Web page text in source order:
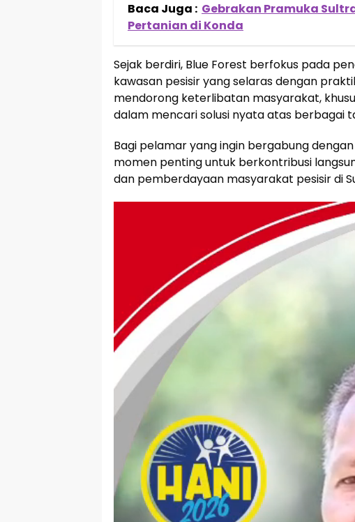
Baca Juga : Gebrakan Pramuka
Pertanian di Konda
Sejak berdiri, Blue Forest berfokus pada
kawasan pesisir yang selaras dengan
mendorong keterlibatan masyarakat,
dalam mencari solusi nyata atas berbagai
Bagi pelamar yang ingin bergabung
momen penting untuk berkontribusi
dan pemberdayaan masyarakat pesisir di